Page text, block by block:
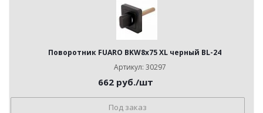
Поворотник FUARO BKW8x75 XL черный BL-24
Артикул: 30297
662 руб./шт
Под заказ